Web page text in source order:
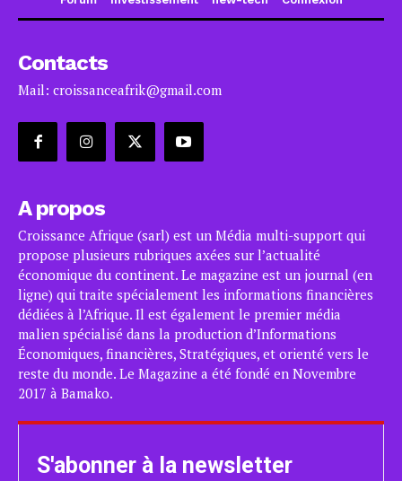
Contacts
Mail: croissanceafrik@gmail.com
A propos
Croissance Afrique (sarl) est un Média multi-support qui
propose plusieurs rubriques axées sur l’actualité
économique du continent. Le magazine est un journal (en
ligne) qui traite spécialement les informations financières
dédiées à l’Afrique. Il est également le premier média
malien spécialisé dans la production d’Informations
Économiques, financières, Stratégiques, et orienté vers le
reste du monde. Le Magazine a été fondé en Novembre
2017 à Bamako.
S'abonner à la newsletter